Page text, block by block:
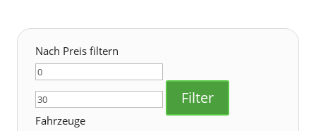
Nach Preis filtern
Min.
Filter
Fahrzeuge